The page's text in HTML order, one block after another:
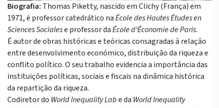
Biografia: Thomas Piketty, nascido em Clichy (França) em
1971, é professor catedrático naÉcole des Hautes Études en
Sciences Socialese professor daÉcole d’Économie de Paris.
É autor de obras históricas e teóricas consagradas à relação
entre desenvolvimento económico, distribuição da riqueza e
conflito político. O seu trabalho evidencia a importância das
instituições políticas, sociais e fiscais na dinâmica histórica
da repartição da riqueza.
Codiretor do World Inequality Labe da World Inequality